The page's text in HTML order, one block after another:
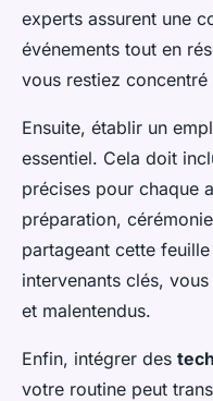
experts assurent une
événements tout en
vous restiez
Ensuite, établir un
essentiel. Cela doit
précises pour chaque
préparation,
partageant cette
intervenants clés,
et malentendus.
Enfin, intégrer des
votre routine peut